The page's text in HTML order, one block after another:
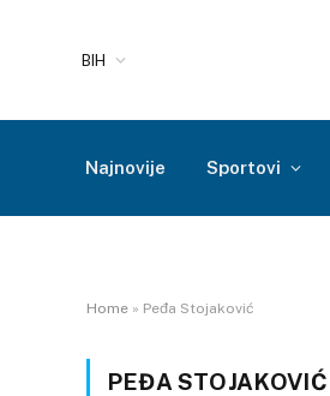
BIH
Najnovije Sportovi
Home » Peđa Stojaković
PEĐA STOJAKOVIĆ